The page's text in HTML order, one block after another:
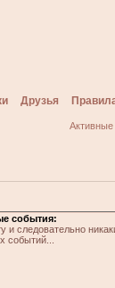
Друзья
события:
и следовательно
событий...